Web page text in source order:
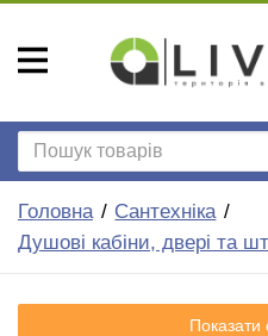
Головна
Сантехніка
Душові кабіни, двері та
Показати